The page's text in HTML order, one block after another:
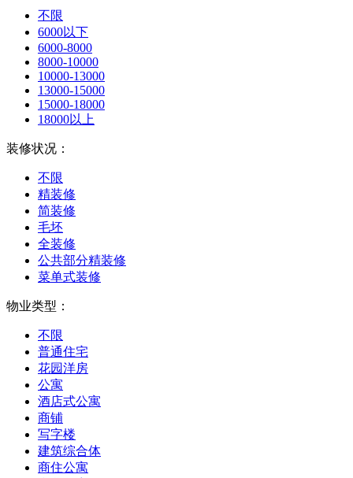
不限
6000以下
6000-8000
8000-10000
10000-13000
13000-15000
15000-18000
18000以上
装修状况：
不限
精装修
简装修
毛坯
全装修
公共部分精装修
菜单式装修
物业类型：
不限
普通住宅
花园洋房
公寓
酒店式公寓
商铺
写字楼
建筑综合体
商住公寓